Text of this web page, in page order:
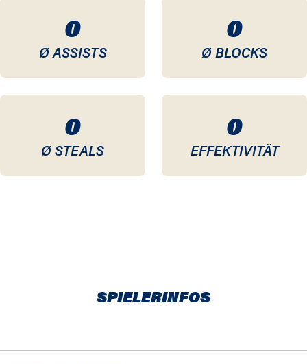
0
Ø ASSISTS
0
Ø BLOCKS
0
Ø STEALS
0
EFFEKTIVITÄT
SPIELERINFOS